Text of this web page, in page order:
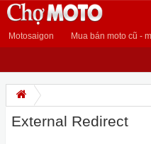
Motosaigon Mua bán moto cũ -
External Redirect